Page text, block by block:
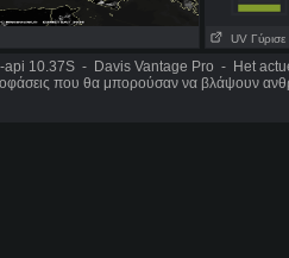
UV Γύρισε
api 10.37S - Davis Vantage Pro - Het
που θα μπορούσαν να βλάψουν